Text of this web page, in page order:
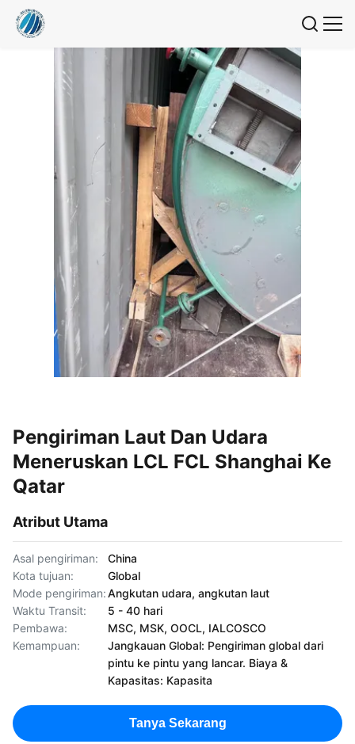
Pengiriman Laut Dan Udara
Meneruskan LCL FCL Shanghai Ke
Qatar
Atribut Utama
Asal pengiriman:
China
Kota tujuan:
Global
Mode pengiriman:Angkutan udara, angkutan laut
Waktu Transit:
5 - 40 hari
Pembawa:
MSC, MSK, OOCL, IALCOSCO
Kemampuan:
Jangkauan Global: Pengiriman global dari
pintu ke pintu yang lancar. Biaya &
Kapasitas: Kapasita
Tanya Sekarang